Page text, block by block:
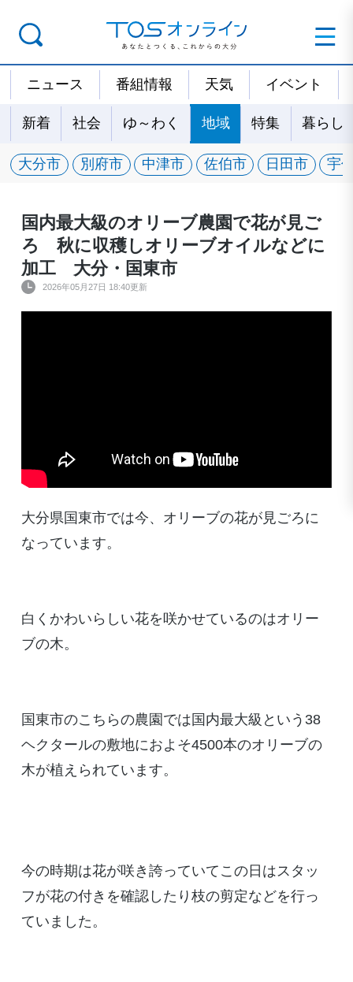
ニュース 番組情報 天気 イベント
新着 社会 ゆ～わく 地域 特集 暮らし
大分市 別府市 中津市 佐伯市 日田市 宇
国内最大級のオリーブ農園で花が見ご
ろ 秋に収穫しオリーブオイルなどに
加工 大分・国東市
2026年05月27日 18:40更新
大分県国東市では今、オリーブの花が見ごろに
なっています。
白くかわいらしい花を咲かせているのはオリー
ブの木。
国東市のこちらの農園では国内最大級という38
ヘクタールの敷地におよそ4500本のオリーブの
木が植えられています。
今の時期は花が咲き誇っていてこの日はスタッ
フが花の付きを確認したり枝の剪定などを行っ
ていました。